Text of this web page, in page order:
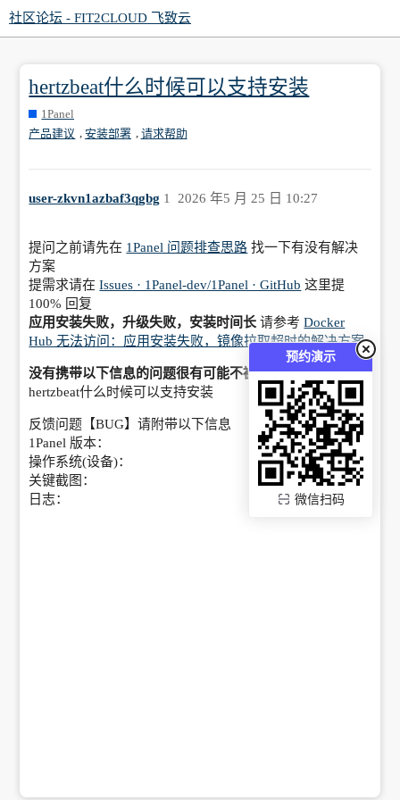
预约演示
微信扫码
社区论坛 - FIT2CLOUD 飞致云
hertzbeat什么时候可以支持安装
1Panel
产品建议
安装部署 请求帮助
user-zkvn1azbaf3qgbg 2026 年5 月 25 日 10:27
1
提问之前请先在 1Panel 问题排查思路 找一下有没有解决
方案
提需求请在Issues · 1Panel-dev/1Panel · GitHub 这里提
100% 回复
应用安装失败，升级失败，安装时间长请参考Docker
Hub 无法访问：应用安装失败，镜像拉取超时的解决方案
没有携带以下信息的问题很有可能不被回答
hertzbeat什么时候可以支持安装
反馈问题【BUG】请附带以下信息
1Panel 版本：
操作系统(设备)：
关键截图：
日志：